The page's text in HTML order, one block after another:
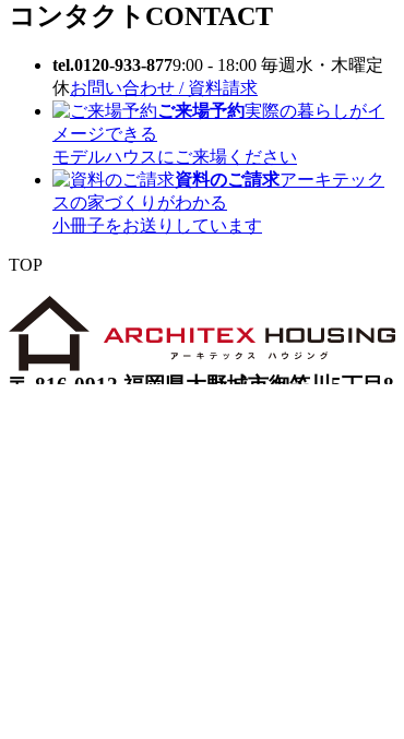
コンタクト CONTACT
tel.0120-933-8779:00 - 18:00 毎週水・木曜定
休お問い合わせ / 資料請求
ご来場予約実際の暮らしがイ
メージできる
モデルハウスにご来場ください
資料のご請求アーキテック
スの家づくりがわかる
小冊子をお送りしています
TOP
〒 816-0912 福岡県大野城市御笠川5丁目8